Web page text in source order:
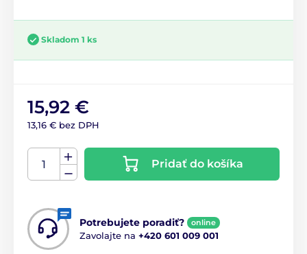
Skladom 1 ks
15,92 €
13,16 € bez DPH
Pridať do košíka
Potrebujete poradiť? online
Zavolajte na +420 601 009 001